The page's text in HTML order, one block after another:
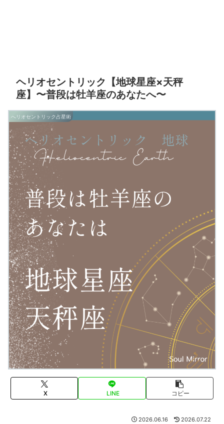
ヘリオセントリック【地球星座×天秤
座】〜普段は牡羊座のあなたへ〜
へリオセントリック占星術
X LINE コピー
2026.06.16 2026.07.22